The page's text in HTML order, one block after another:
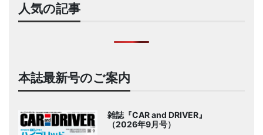
人気の記事
本誌最新号のご案内
雑誌『CAR and DRIVER』
（2026年9月号）